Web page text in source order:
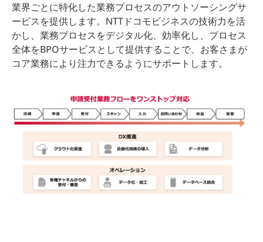
業界ごとに特化した業務プロセスのアウトソーシングサ
ービスを提供します。NTTドコモビジネスの技術力を活
かし、業務プロセスをデジタル化、効率化し、プロセス
全体をBPOサービスとして提供することで、お客さまが
コア業務により注力できるようにサポートします。